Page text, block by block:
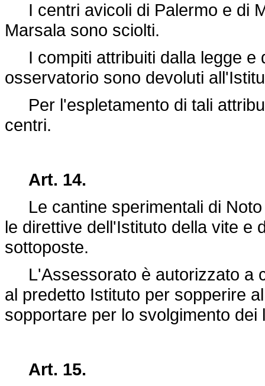
I centri avicoli di Palermo e di
Marsala sono sciolti.
I compiti attribuiti dalla legge e
osservatorio sono devoluti
Per l'espletamento di tali
centri.
Art. 14.
Le cantine sperimentali di Noto
le direttive dell'Istituto della vite e
sottoposte.
L'Assessorato è autorizzato a
al predetto Istituto per sopperire
sopportare per lo svolgimento dei
Art. 15.